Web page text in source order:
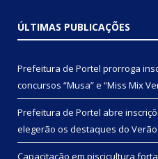
ÚLTIMAS PUBLICAÇÕES
Prefeitura de Portel prorroga
concursos “Musa” e “Miss Mix
Prefeitura de Portel abre
elegerão os destaques do Verão
Capacitação em piscicultura